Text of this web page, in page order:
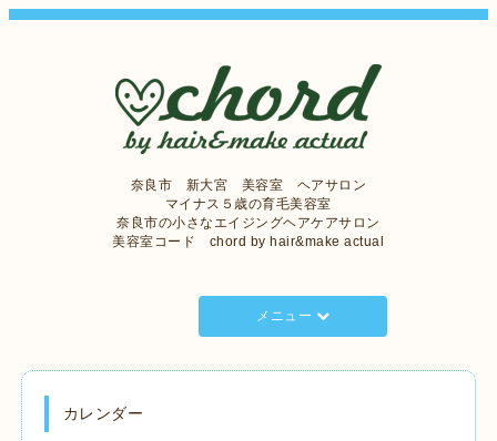
奈良市 新大宮 美容室 ヘアサロン
マイナス５歳の育毛美容室
奈良市の小さなエイジングヘアケアサロン
美容室コード chord by hair&make actual
メニュー
カレンダー